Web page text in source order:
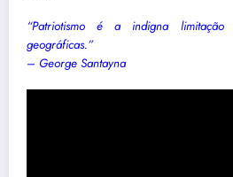
“Patriotismo é a indigna
geográficas.”
– George Santayna